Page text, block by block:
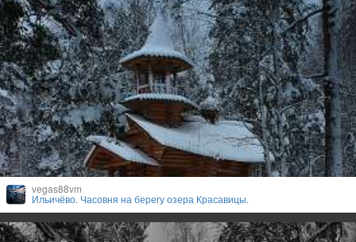
vegas88vm
Ильичёво. Часовня на берегу озера Красавицы.